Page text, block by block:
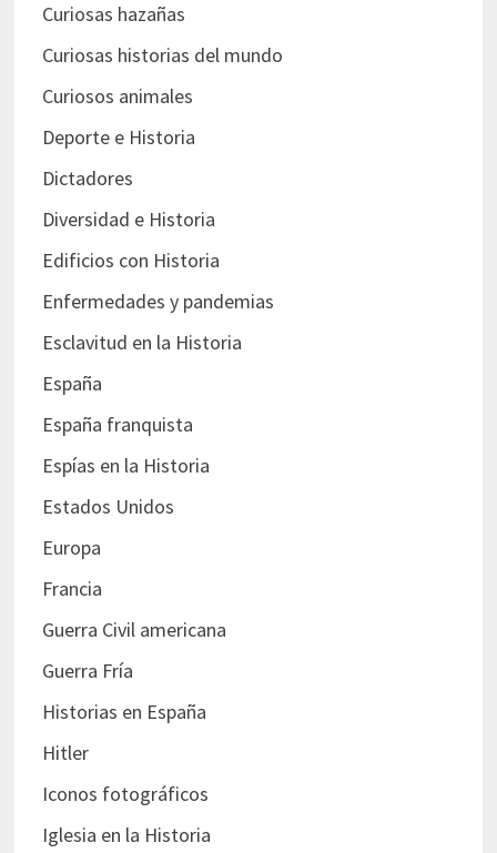
Curiosas hazañas
Curiosas historias del mundo
Curiosos animales
Deporte e Historia
Dictadores
Diversidad e Historia
Edificios con Historia
Enfermedades y pandemias
Esclavitud en la Historia
España
España franquista
Espías en la Historia
Estados Unidos
Europa
Francia
Guerra Civil americana
Guerra Fría
Historias en España
Hitler
Iconos fotográficos
Iglesia en la Historia